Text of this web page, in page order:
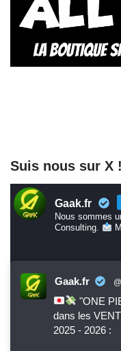
Suis nous sur X !
Gaak.fr
Nous sommes
Consulting.
Gaak.fr
"ONE
dans les
2025 - 2026 :